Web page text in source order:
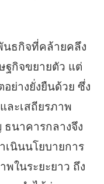
นธกิจที่คล้ายคลึง
ฐกิจขยายตัว แต่
อย่างยั่งยืนด้วย ซึ่ง
ละเสถียรภาพ
นาคารกลางจึง
เนินนโยบายการ
พในระยะยาว ถึง